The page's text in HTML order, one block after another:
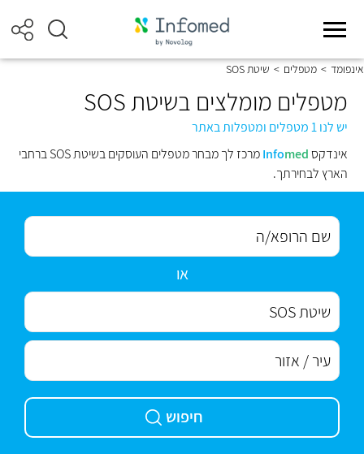
אינפומד > מטפלים > שיטת SOS
מטפלים מומלצים בשיטת SOS
יש לנו 1 מטפלים ומטפלות באתר
אינדקס
Infomed
מרכז לך מבחר מטפלים העוסקים בשיטת SOS ברחבי
הארץ לבחירתך.
או
חיפוש